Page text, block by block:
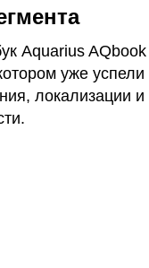
Aquarius
уже успели
локализации и